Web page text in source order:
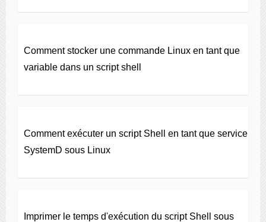
Comment stocker une commande Linux en tant que
variable dans un script shell
Comment exécuter un script Shell en tant que service
SystemD sous Linux
Imprimer le temps d'exécution du script Shell sous